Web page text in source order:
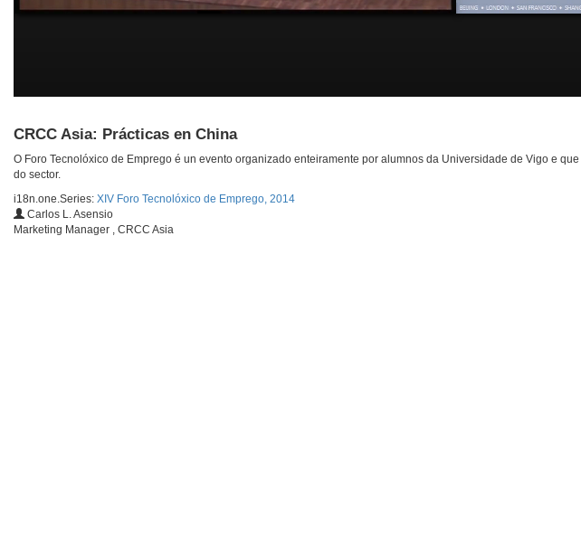
CRCC Asia: Prácticas en China
O Foro Tecnolóxico de Emprego é un evento organizado enteiramente por alumnos da Universidade de Vigo e
do sector.
i18n.one.Series: XIV Foro Tecnolóxico de Emprego, 2014
Carlos L. Asensio
Marketing Manager , CRCC Asia